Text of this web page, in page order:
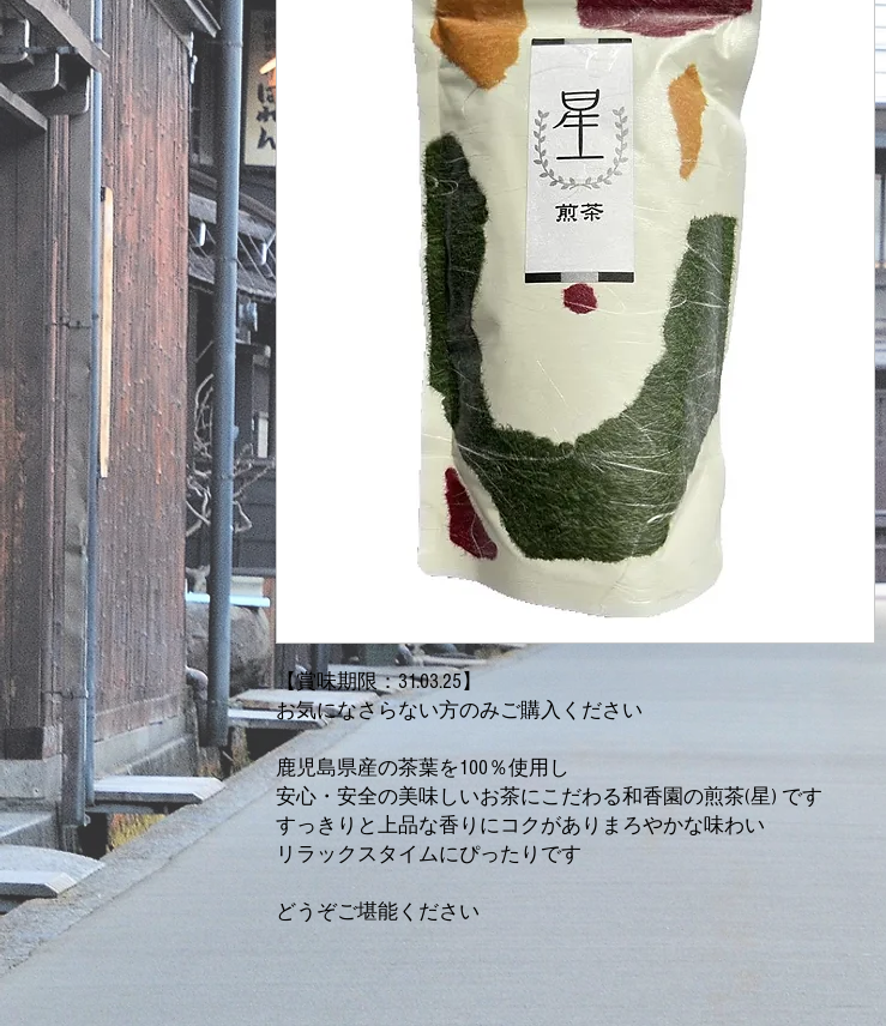
【賞味期限：31.03.25】
お気になさらない方のみご購入ください
鹿児島県産の茶葉を100％使用し
安心・安全の美味しいお茶にこだわる和香園の煎茶(星) です
すっきりと上品な香りにコクがありまろやかな味わい
リラックスタイムにぴったりです
どうぞご堪能ください